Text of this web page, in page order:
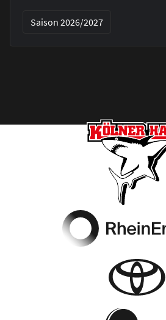
Saison 2026/2027